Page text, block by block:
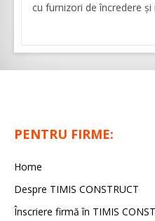
cu furnizori de încredere și
PENTRU FIRME:
Home
Despre TIMIS CONSTRUCT
Înscriere firmă în TIMIS